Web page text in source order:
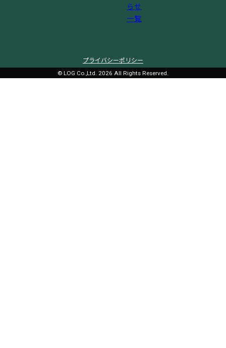
らせ
一覧
プライバシーポリシー
© LOG Co.,Ltd. 2026 All Rights Reserved.